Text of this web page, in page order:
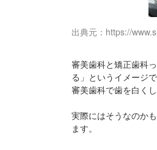
出典元：https://
審美歯科と矯正歯科
る」というイメージ
審美歯科で歯を白く
実際にはそうなのか
ます。